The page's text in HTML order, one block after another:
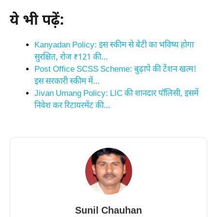
ये भी पढ़ें:
Kanyadan Policy: इस स्कीम से बेटी का भविष्य होगा
सुरक्षित, रोज ₹121 की…
Post Office SCSS Scheme: बुढ़ापे की टेंशन खत्म!
इस सरकारी स्कीम में…
Jivan Umang Policy: LIC की शानदार पॉलिसी, इसमें
निवेश कर रिटायरमेंट की…
Sunil Chauhan